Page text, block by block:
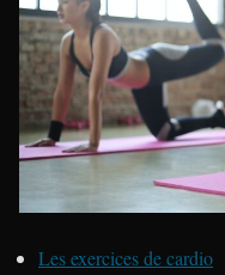
Les exercices de cardio